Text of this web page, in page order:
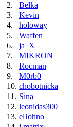
2.
Belka
3.
Kevin
4.
holoway
5.
Waffen
6.
ja_X
7.
MIKRON
8.
Rocman
9.
M0rb0
10. chobotnicka
11. Sina
12. leonidas300
13. elJohno